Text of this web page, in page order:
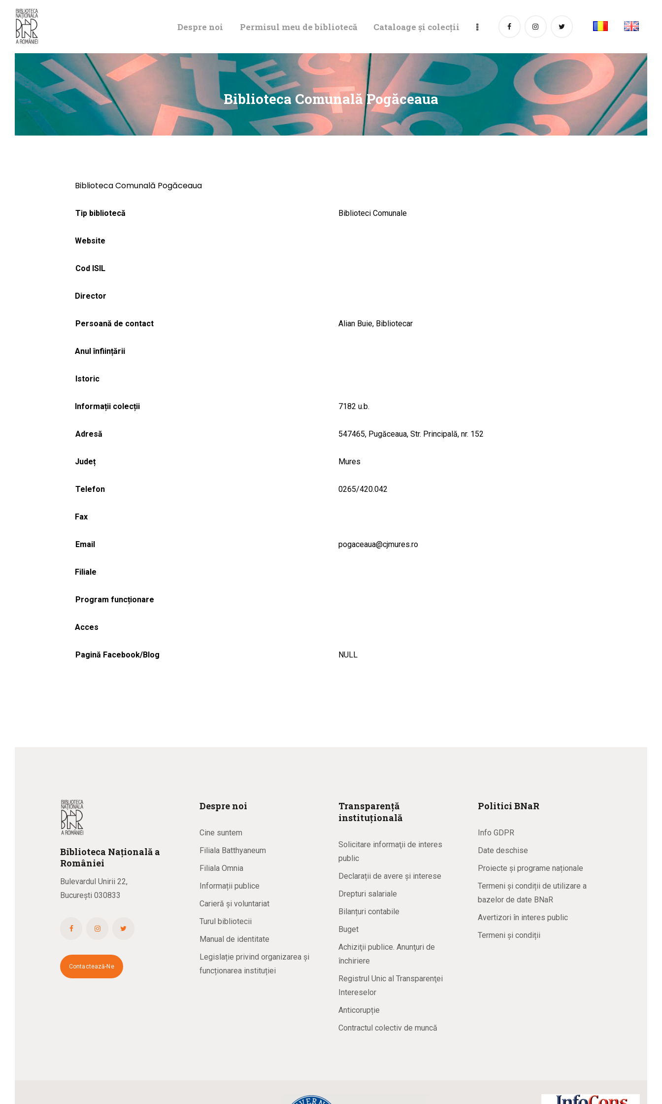
Despre noi Permisul meu de bibliotecă Cataloage și colecții
Biblioteca Comunală Pogăceaua
DE BIBLIOTECĂ
CATALOAGE ȘI
COLECȚII
Biblioteca Comunală Pogăceaua
Tip bibliotecă Biblioteci Comunale
Website
Cod ISIL
Director
Persoană de contact Alian Buie, Bibliotecar
Anul înființării
Istoric
Informații colecții 7182 u.b.
Adresă 547465, Pugăceaua, Str. Principală, nr. 152
Județ Mures
Telefon 0265/420.042
Fax
Email pogaceaua@cjmures.ro
Filiale
Program funcționare
Acces
Pagină Facebook/Blog NULL
Biblioteca Națională a
României
Bulevardul Unirii 22,
București 030833
Contactează-Ne
Despre noi
Cine suntem
Filiala Batthyaneum
Filiala Omnia
Informații publice
Carieră și voluntariat
Turul bibliotecii
Manual de identitate
Legislație privind organizarea și
funcționarea instituției
Transparență
instituțională
Solicitare informaţii de interes
public
Declarații de avere și interese
Drepturi salariale
Bilanțuri contabile
Buget
Achiziţii publice. Anunţuri de
închiriere
Registrul Unic al Transparenţei
Intereselor
Anticorupție
Contractul colectiv de muncă
Politici BNaR
Info GDPR
Date deschise
Proiecte și programe naționale
Termeni și condiții de utilizare a
bazelor de date BNaR
Avertizori în interes public
Termeni și condiții